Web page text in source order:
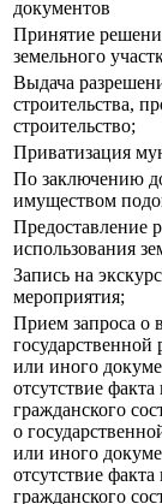
документов
Принятие
земельного
Выдача
строительства,
строительство;
Приватизация
По заключению
имуществом
Предоставление
использования
Запись на
мероприятия;
Прием запроса о
государственной
или иного
отсутствие
гражданского
о
или иного
отсутствие
гражданского